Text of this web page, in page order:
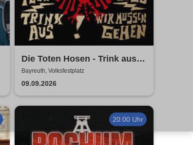
Die Toten Hosen - Trink aus!
Wir müssen gehen - Tour
2026
Bayreuth, Volksfestplatz
09.09.2026
20:00 Uhr